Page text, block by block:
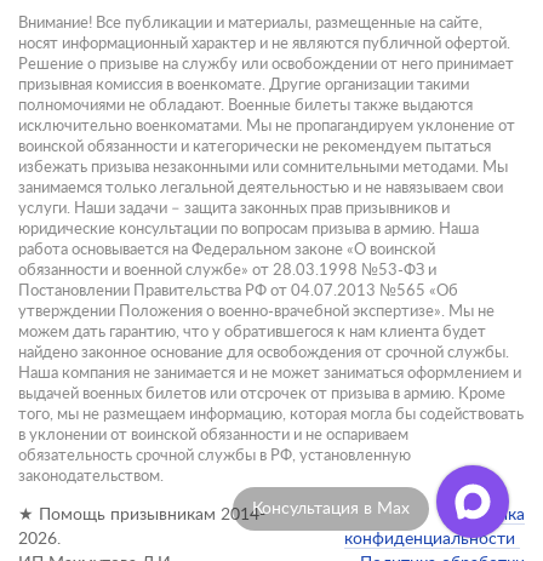
Консультация в Max
Внимание! Все публикации и материалы, размещенные на сайте,
носят информационный характер и не являются публичной офертой.
Решение о призыве на службу или освобождении от него принимает
призывная комиссия в военкомате. Другие организации такими
полномочиями не обладают. Военные билеты также выдаются
исключительно военкоматами. Мы не пропагандируем уклонение от
воинской обязанности и категорически не рекомендуем пытаться
избежать призыва незаконными или сомнительными методами. Мы
занимаемся только легальной деятельностью и не навязываем свои
услуги. Наши задачи – защита законных прав призывников и
юридические консультации по вопросам призыва в армию. Наша
работа основывается на Федеральном законе «О воинской
обязанности и военной службе» от 28.03.1998 №53-ФЗ и
Постановлении Правительства РФ от 04.07.2013 №565 «Об
утверждении Положения о военно-врачебной экспертизе». Мы не
можем дать гарантию, что у обратившегося к нам клиента будет
найдено законное основание для освобождения от срочной службы.
Наша компания не занимается и не может заниматься оформлением и
выдачей военных билетов или отсрочек от призыва в армию. Кроме
того, мы не размещаем информацию, которая могла бы содействовать
в уклонении от воинской обязанности и не оспариваем
обязательность срочной службы в РФ, установленную
законодательством.
★ Помощь призывникам 2014-
2026.
Политика
конфиденциальности